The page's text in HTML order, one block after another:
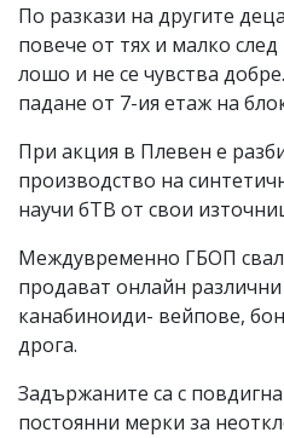
По разкази на другите
повече от тях и малко
лошо и не се чувства
падане от 7-ия етаж на
При акция в Плевен е
производство на
научи бТВ от свои
Междувременно ГБОП
продават онлайн
канабиноиди- вейпове,
дрога.
Задържаните са с
постоянни мерки за